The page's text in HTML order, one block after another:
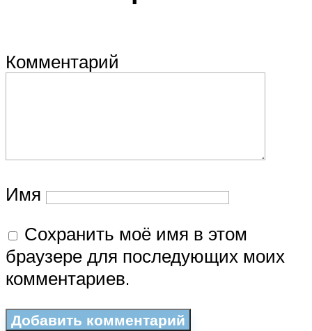
Комментарий
Имя
Сохранить моё имя в этом
браузере для последующих моих
комментариев.